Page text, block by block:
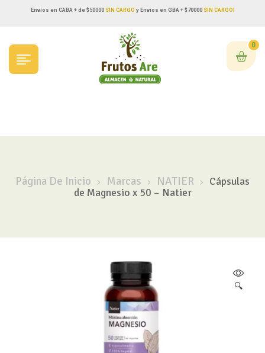
Envíos en CABA + de $50000SIN CARGO y Envíos en GBA + $70000 SIN CARGO!
0
Página De Inicio Marcas NATIER
Cápsulas
de Magnesio x 50 – Natier
🔍